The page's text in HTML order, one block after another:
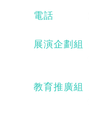
電話
展演企劃組
教育推廣組